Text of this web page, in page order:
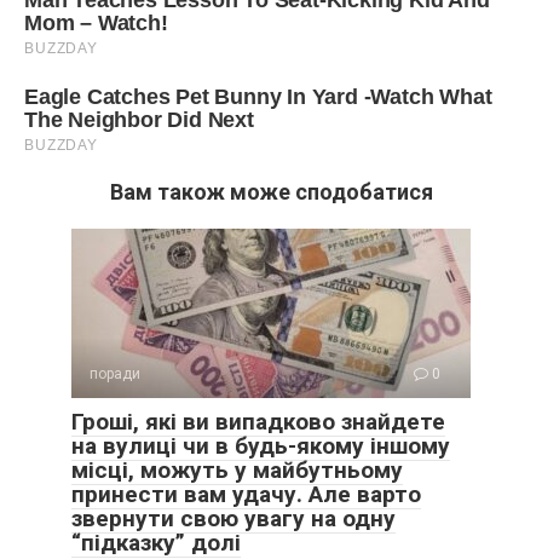
Вам також може сподобатися
поради 0
Гроші, які ви випадково знайдете
на вулиці чи в будь-якому іншому
місці, можуть у майбутньому
принести вам удачу. Але варто
звернути свою увагу на одну
“підказку” долі